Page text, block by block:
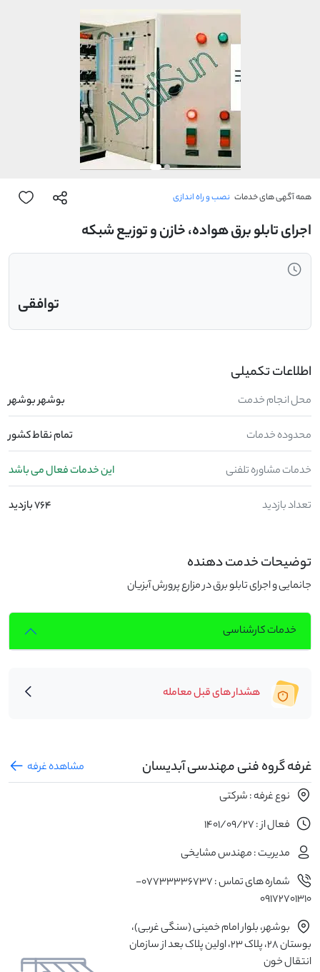
همه آگهی های خدمات نصب و راه اندازی
اجرای تابلو برق هواده، خازن و توزیع شبکه
توافقی
اطلاعات تکمیلی
محل انجام خدمت بوشهر بوشهر
محدوده خدمات تمام نقاط کشور
خدمات مشاوره تلفنی این خدمات فعال می باشد
تعداد بازدید 764 بازدید
توضیحات خدمت دهنده
جانمایی و اجرای تابلو برق در مزارع پرورش آبزیان
خدمات کارشناسی
هشدار های قبل معامله
غرفه گروه فنی مهندسی آبدیسان
مشاهده غرفه
نوع غرفه : شرکتی
فعال از : 1401/09/27
مدیریت : مهندس مشایخی
شماره های تماس : 07733336737-
09172701310
بوشهر، بلوار امام خمینی (سنگی غربی)،
بوستان 28، پلاک 23، اولین پلاک بعد از سازمان
انتقال خون